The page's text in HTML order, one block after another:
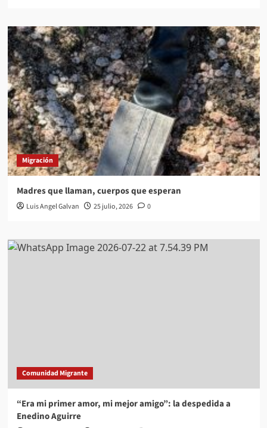
Migración
Madres que llaman, cuerpos que esperan
Luis Angel Galvan 25 julio, 2026 0
Comunidad Migrante
“Era mi primer amor, mi mejor amigo”: la despedida a
Enedino Aguirre